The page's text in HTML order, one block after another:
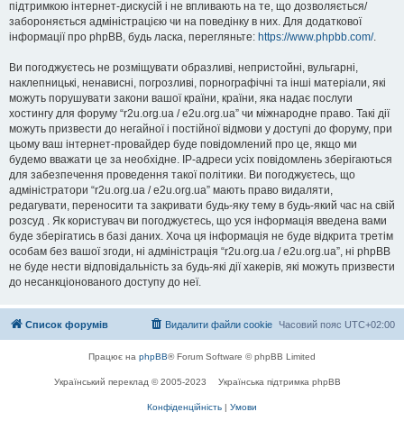
підтримкою інтернет-дискусій і не впливають на те, що дозволяється/
забороняється адміністрацією чи на поведінку в них. Для додаткової
інформації про phpBB, будь ласка, перегляньте: https://www.phpbb.com/.
Ви погоджуєтесь не розміщувати образливі, непристойні, вульгарні,
наклепницькі, ненависні, погрозливі, порнографічні та інші матеріали, які
можуть порушувати закони вашої країни, країни, яка надає послуги
хостингу для форуму “r2u.org.ua / e2u.org.ua” чи міжнародне право. Такі дії
можуть призвести до негайної і постійної відмови у доступі до форуму, при
цьому ваш інтернет-провайдер буде повідомлений про це, якщо ми
будемо вважати це за необхідне. IP-адреси усіх повідомлень зберігаються
для забезпечення проведення такої політики. Ви погоджуєтесь, що
адміністратори “r2u.org.ua / e2u.org.ua” мають право видаляти,
редагувати, переносити та закривати будь-яку тему в будь-який час на свій
розсуд . Як користувач ви погоджуєтесь, що уся інформація введена вами
буде зберігатись в базі даних. Хоча ця інформація не буде відкрита третім
особам без вашої згоди, ні адміністрація “r2u.org.ua / e2u.org.ua”, ні phpBB
не буде нести відповідальність за будь-які дії хакерів, які можуть призвести
до несанкціонованого доступу до неї.
Список форумів Часовий пояс UTC+02:00
Видалити файли cookie
Працює на phpBB® Forum Software © phpBB Limited
Український переклад © 2005-2023 Українська підтримка phpBB
Конфіденційність | Умови